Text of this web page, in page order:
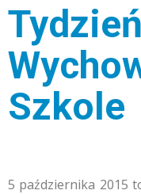
Tydzień
Szkole
5 października 2015